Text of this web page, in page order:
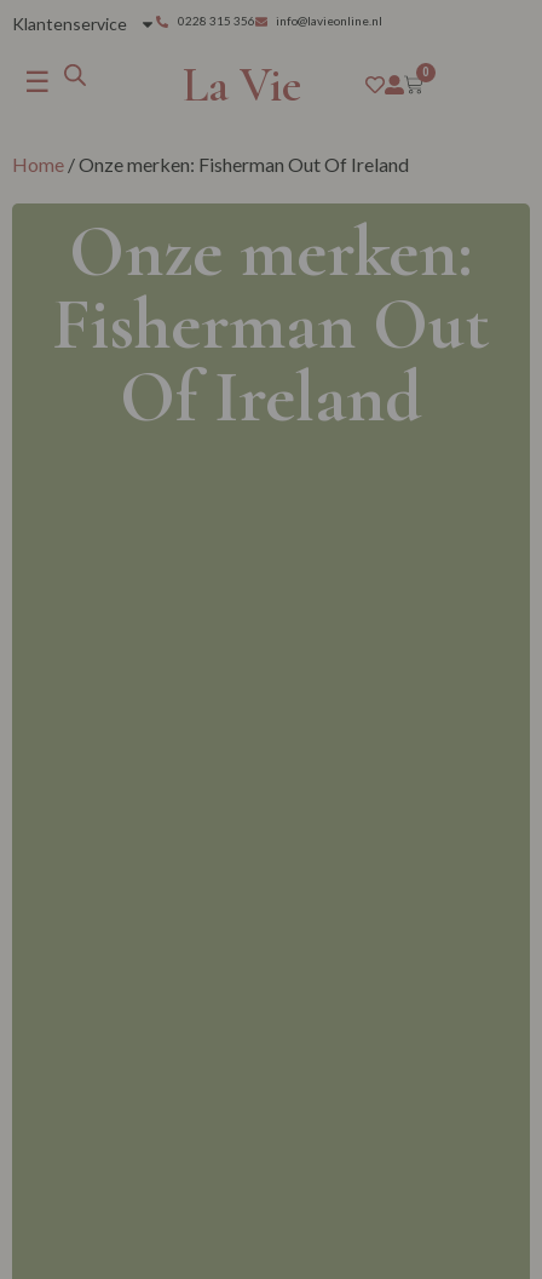
Klantenservice 0228 315 356 info@lavieonline.nl
☰ La Vie 0
Home / Onze merken: Fisherman Out Of Ireland
Onze merken:
Fisherman Out
Of Ireland